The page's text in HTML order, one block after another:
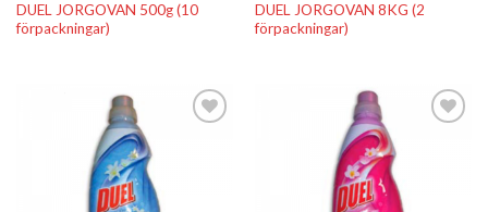
DUEL JORGOVAN 500g (10
förpackningar)
DUEL JORGOVAN 8KG (2
förpackningar)
önskelistan